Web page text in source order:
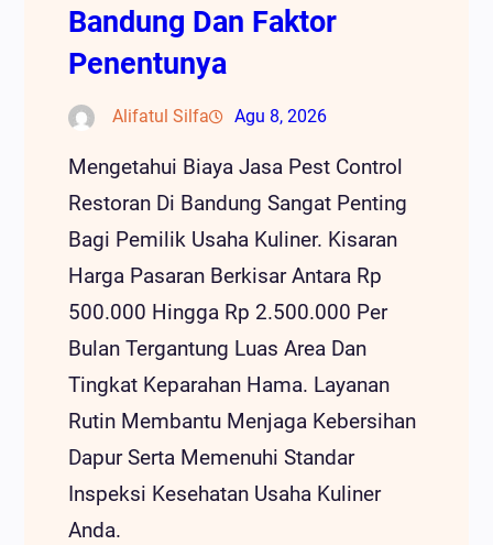
Bandung Dan Faktor
Penentunya
Alifatul Silfa Agu 8, 2026
Mengetahui Biaya Jasa Pest Control
Restoran Di Bandung Sangat Penting
Bagi Pemilik Usaha Kuliner. Kisaran
Harga Pasaran Berkisar Antara Rp
500.000 Hingga Rp 2.500.000 Per
Bulan Tergantung Luas Area Dan
Tingkat Keparahan Hama. Layanan
Rutin Membantu Menjaga Kebersihan
Dapur Serta Memenuhi Standar
Inspeksi Kesehatan Usaha Kuliner
Anda.